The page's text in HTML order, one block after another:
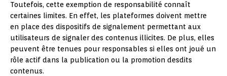
Toutefois, cette exemption de responsabilité connaît
certaines limites. En effet, les plateformes doivent mettre
en place des dispositifs de signalement permettant aux
utilisateurs de signaler des contenus illicites. De plus, elles
peuvent être tenues pour responsables si elles ont joué un
rôle actif dans la publication ou la promotion desdits
contenus.